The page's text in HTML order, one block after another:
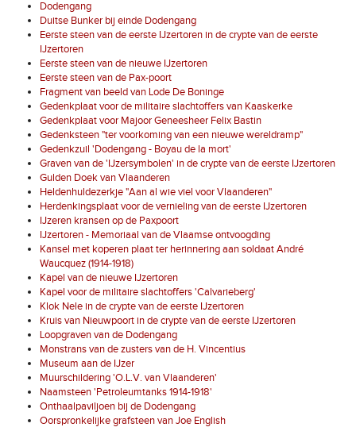
Dodengang
Duitse Bunker bij einde Dodengang
Eerste steen van de eerste IJzertoren in de crypte van de eerste
IJzertoren
Eerste steen van de nieuwe IJzertoren
Eerste steen van de Pax-poort
Fragment van beeld van Lode De Boninge
Gedenkplaat voor de militaire slachtoffers van Kaaskerke
Gedenkplaat voor Majoor Geneesheer Felix Bastin
Gedenksteen "ter voorkoming van een nieuwe wereldramp"
Gedenkzuil 'Dodengang - Boyau de la mort'
Graven van de 'IJzersymbolen' in de crypte van de eerste IJzertoren
Gulden Doek van Vlaanderen
Heldenhuldezerkje "Aan al wie viel voor Vlaanderen"
Herdenkingsplaat voor de vernieling van de eerste IJzertoren
IJzeren kransen op de Paxpoort
IJzertoren - Memoriaal van de Vlaamse ontvoogding
Kansel met koperen plaat ter herinnering aan soldaat André
Waucquez (1914-1918)
Kapel van de nieuwe IJzertoren
Kapel voor de militaire slachtoffers 'Calvarieberg'
Klok Nele in de crypte van de eerste IJzertoren
Kruis van Nieuwpoort in de crypte van de eerste IJzertoren
Loopgraven van de Dodengang
Monstrans van de zusters van de H. Vincentius
Museum aan de IJzer
Muurschildering 'O.L.V. van Vlaanderen'
Naamsteen 'Petroleumtanks 1914-1918'
Onthaalpaviljoen bij de Dodengang
Oorspronkelijke grafsteen van Joe English